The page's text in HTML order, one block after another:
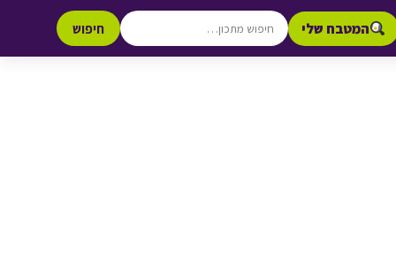
המטבח שלי חיפוש